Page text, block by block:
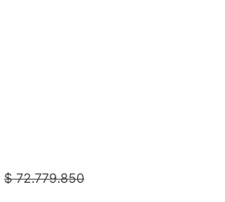
$72.779.850